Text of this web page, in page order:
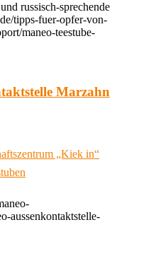
russisch-sprechende
tipps-fuer-opfer-von-
maneo-teestube-
Marzahn
„Kiek in“
aussenkontaktstelle-